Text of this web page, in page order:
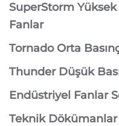
SuperStorm Yüksek
Fanlar
Tornado Orta
Thunder Düşük
Endüstriyel Fanlar
Teknik Dökümanlar